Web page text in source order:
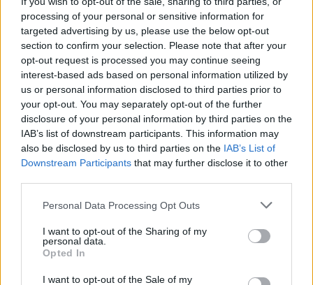
processing of your personal or sensitive information for
targeted advertising by us, please use the below opt-out
section to confirm your selection. Please note that after your
opt-out request is processed you may continue seeing
interest-based ads based on personal information utilized by
us or personal information disclosed to third parties prior to
your opt-out. You may separately opt-out of the further
disclosure of your personal information by third parties on the
IAB’s list of downstream participants. This information may
also be disclosed by us to third parties on the IAB’s List of
Downstream Participants that may further disclose it to other
Personal Data Processing Opt Outs
I want to opt-out of the Sharing of my
personal data.
Opted In
I want to opt-out of the Sale of my
cooperação
ATUALIDADE
Rota Dão & Petiscos: a experiência
gastronómica cheia de prémios está de
regresso a Viseu
ATUALIDADE 4 anos atrás
Vinhos do Dão alcançam recordes nas
pontuações da Wine Advocate/Robert Parker
ATUALIDADE
Dão Invicto regressa ao WoW para um fim de
semana de provas
ARTIGOS RECENTES
Esposende acolhe festival de kitesurf